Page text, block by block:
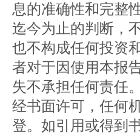
息的准确性和完整
迄今为止的判断，
也不构成任何投资
者对于因使用本报
失不承担任何责任
经书面许可，任何
登。如引用或得到